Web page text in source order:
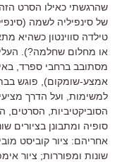
שהרגשתי כאילו הסרט הזה
של סינפיליה לשמה
טילדה סווינטון כשהיא
או מחלום שחלמה?).
מסתובב ברחבי ספרד,
אמצע-שומקום), פוגש
למשימות, ועל הדרך
הסוביקטיביות, הסרטים,
סופיה ומתבונן בציורים
אחריהם: ציור קוביסט
שונות ומפוררות; ציור